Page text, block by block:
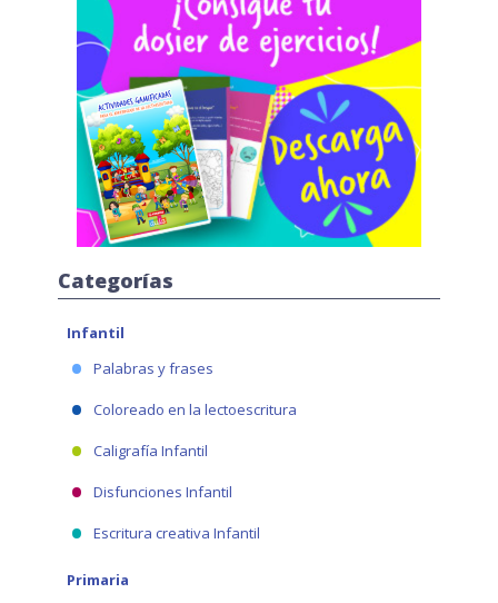
Categorías
Infantil
Palabras y frases
Coloreado en la lectoescritura
Caligrafía Infantil
Disfunciones Infantil
Escritura creativa Infantil
Primaria